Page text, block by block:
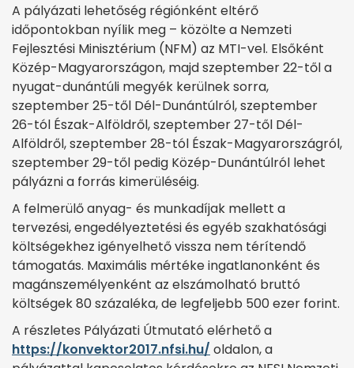
A pályázati lehetőség régiónként eltérő
időpontokban nyílik meg – közölte a Nemzeti
Fejlesztési Minisztérium (NFM) az MTI-vel. Elsőként
Közép-Magyarországon, majd szeptember 22-től a
nyugat-dunántúli megyék kerülnek sorra,
szeptember 25-től Dél-Dunántúlról, szeptember
26-tól Észak-Alföldről, szeptember 27-től Dél-
Alföldről, szeptember 28-tól Észak-Magyarországról,
szeptember 29-től pedig Közép-Dunántúlról lehet
pályázni a forrás kimerüléséig.
A felmerülő anyag- és munkadíjak mellett a
tervezési, engedélyeztetési és egyéb szakhatósági
költségekhez igényelhető vissza nem térítendő
támogatás. Maximális mértéke ingatlanonként és
magánszemélyenként az elszámolható bruttó
költségek 80 százaléka, de legfeljebb 500 ezer forint.
A részletes Pályázati Útmutató elérhető a
https://konvektor2017.nfsi.hu/ oldalon, a